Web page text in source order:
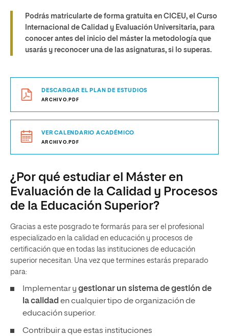
Podrás matricularte de forma gratuita en CICEU, el Curso
Internacional de Calidad y Evaluación Universitaria, para
conocer antes del inicio del máster la metodología que
usarás y reconocer una de las asignaturas, si lo superas.
DESCARGAR EL PLAN DE ESTUDIOS
ARCHIVO.PDF
VER CALENDARIO ACADÉMICO
ARCHIVO.PDF
¿Por qué estudiar el Máster en
Evaluación de la Calidad y Procesos
de la Educación Superior?
Gracias a este posgrado te formarás para ser el profesional
especializado en la calidad en educación y procesos de
certificación que en todas las instituciones de educación
superior necesitan. Una vez que termines estarás preparado
para:
Implementar y gestionar un sistema de gestión de
la calidad en cualquier tipo de organización de
educación superior.
Contribuir a que estas instituciones